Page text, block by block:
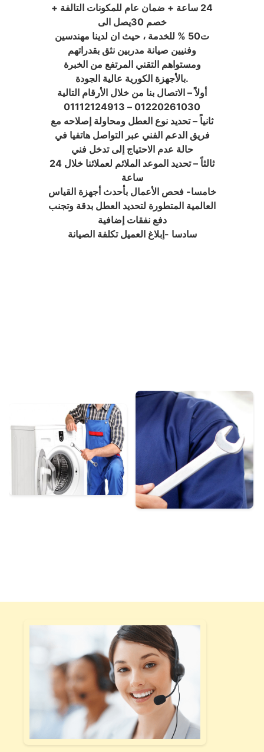
24 ساعة + ضمان عام للمكونات التالفة +
خصم 30يصل الى
ت50 % للخدمة ، حيث ان لدينا مهندسين
وفنيين صيانة مدربين نثق بقدراتهم
ومستواهم التقني المرتفع من الخبرة
بالأجهزة الكورية عالية الجودة.
أولاً – الاتصال بنا من خلال الأرقام التالية
01220261030 – 01112124913
ثانياً – تحديد نوع العطل ومحاولة إصلاحه مع
فريق الدعم الفني عبر التواصل هاتفيا في
حالة عدم الاحتياج إلى تدخل فني
ثالثاً – تحديد الموعد الملائم لعملائنا خلال 24
ساعة
خامسا- فحص الأعمال بأحدث أجهزة القياس
العالمية المتطورة لتحديد العطل بدقة وتجنب
دفع نفقات إضافية
سادسا -إبلاغ العميل تكلفة الصيانة